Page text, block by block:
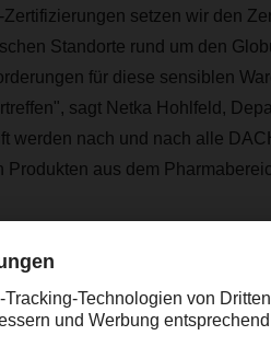
setzen wir den
Standorte rund um den
für diese sensiblen
sagt Netka Hohlfeld,
werden nach und nach alle
Produkten aus dem
Produkte
und anderen Arzneimitteln